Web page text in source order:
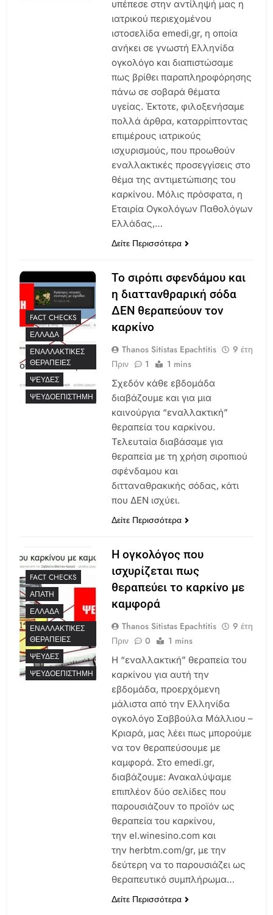
υπέπεσε στην αντίληψή μας η
ιατρικού περιεχομένου
ιστοσελίδα emedi,gr, η οποία
ανήκει σε γνωστή Ελληνίδα
ογκολόγο και διαπιστώσαμε
πως βρίθει παραπληροφόρησης
πάνω σε σοβαρά θέματα
υγείας. Έκτοτε, φιλοξενήσαμε
πολλά άρθρα, καταρρίπτοντας
επιμέρους ιατρικούς
ισχυρισμούς, που προωθούν
εναλλακτικές προσεγγίσεις στο
θέμα της αντιμετώπισης του
καρκίνου. Μόλις πρόσφατα, η
Εταιρία Ογκολόγων Παθολόγων
Ελλάδας,…
Δείτε Περισσότερα
FACT CHECKS
ΕΛΛΆΔΑ
ΕΝΑΛΛΑΚΤΙΚΈΣ
ΘΕΡΑΠΕΊΕΣ
ΨΕΥΔΈΣ
ΨΕΥΔΟΕΠΙΣΤΉΜΗ
Το σιρόπι σφενδάμου και
η διαττανθραρική σόδα
ΔΕΝ θεραπεύουν τον
καρκίνο
Thanos Sitistas Epachtitis
9 έτη
Πριν
1 1 mins
Σχεδόν κάθε εβδομάδα
διαβάζουμε και για μια
καινούργια “εναλλακτική”
θεραπεία του καρκίνου.
Τελευταία διαβάσαμε για
θεραπεία με τη χρήση σιροπιού
σφένδαμου και
διτταναθρακικής σόδας, κάτι
που ΔΕΝ ισχύει.
Δείτε Περισσότερα
FACT CHECKS
ΑΠΆΤΗ
ΕΛΛΆΔΑ
ΕΝΑΛΛΑΚΤΙΚΈΣ
ΘΕΡΑΠΕΊΕΣ
ΨΕΥΔΈΣ
ΨΕΥΔΟΕΠΙΣΤΉΜΗ
Η ογκολόγος που
ισχυρίζεται πως
θεραπεύει το καρκίνο με
καμφορά
Thanos Sitistas Epachtitis
9 έτη
Πριν
0 1 mins
Η “εναλλακτική” θεραπεία του
καρκίνου για αυτή την
εβδομάδα, προερχόμενη
μάλιστα από την Ελληνίδα
ογκολόγο Σαββούλα Μάλλιου –
Κριαρά, μας λέει πως μπορούμε
να τον θεραπεύσουμε με
καμφορά. Στο emedi.gr,
διαβάζουμε: Ανακαλύψαμε
επιπλέον δύο σελίδες που
παρουσιάζουν το προϊόν ως
θεραπεία του καρκίνου,
την el.winesino.com και
την herbtm.com/gr, με την
δεύτερη να το παρουσιάζει ως
θεραπευτικό συμπλήρωμα…
Δείτε Περισσότερα